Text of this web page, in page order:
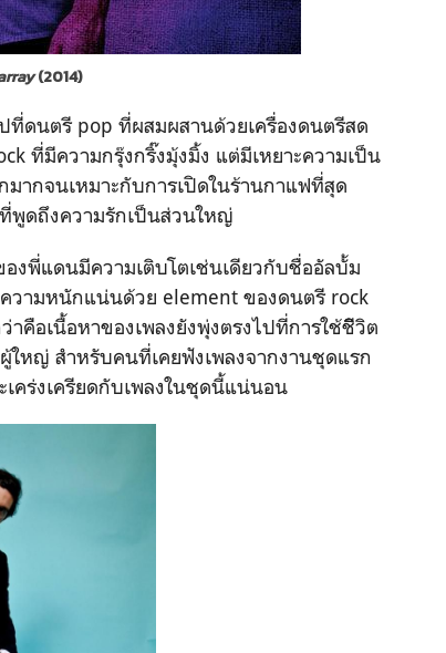
(2014)
ที่ดนตรี pop ที่ผสมผสานด้วยเครื่องดนตรีสด
ที่มีความกรุ๊งกริ๊งมุ้งมิ้ง แต่มีเหยาะความเป็น
ากจนเหมาะกับการเปิดในร้านกาแฟที่สุด
ที่พูดถึงความรักเป็นส่วนใหญ่
งพี่แดนมีความเติบโตเช่นเดียวกับชื่ออัลบั้ม
ความหนักแน่นด้วย element ของดนตรี rock
คือเนื้อหาของเพลงยังพุ่งตรงไปที่การใช้ชีิิวิต
ใหญ่ สำหรับคนที่เคยฟังเพลงจากงานชุดแรก
คร่งเครียดกับเพลงในชุดนี้แน่นอน